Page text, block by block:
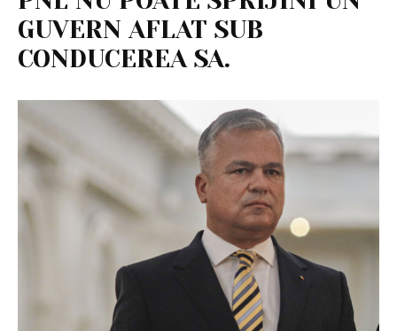
GUVERN AFLAT SUB
CONDUCEREA SA.